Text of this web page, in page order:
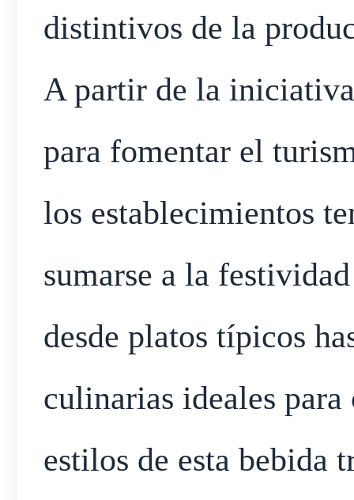
distintivos de la
A partir de la
para fomentar el
los establecimientos
sumarse a la
desde platos típicos
culinarias ideales
estilos de esta bebida